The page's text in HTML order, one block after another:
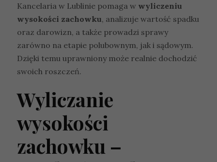
Kancelaria w Lublinie pomaga w wyliczeniu
wysokości zachowku, analizuje wartość spadku
oraz darowizn, a także prowadzi sprawy
zarówno na etapie polubownym, jak i sądowym.
Dzięki temu uprawniony może realnie dochodzić
swoich roszczeń.
Wyliczanie
wysokości
zachowku –